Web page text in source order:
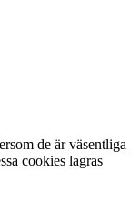
de är väsentliga
cookies lagras